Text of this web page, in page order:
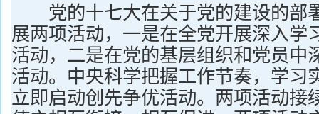
党的十七大在关于党的建设的部
展两项活动，一是在全党开展深入学
活动，二是在党的基层组织和党员中
活动。中央科学把握工作节奏，学习
立即启动创先争优活动。两项活动接